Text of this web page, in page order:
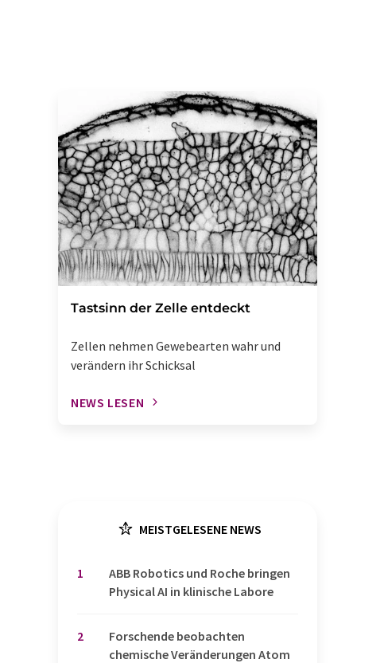
Tastsinn der Zelle entdeckt
Zellen nehmen Gewebearten wahr und
verändern ihr Schicksal
NEWS LESEN
MEISTGELESENE NEWS
1
​​​​​​​ABB Robotics und Roche bringen
Physical AI in klinische Labore
2
Forschende beobachten
chemische Veränderungen Atom